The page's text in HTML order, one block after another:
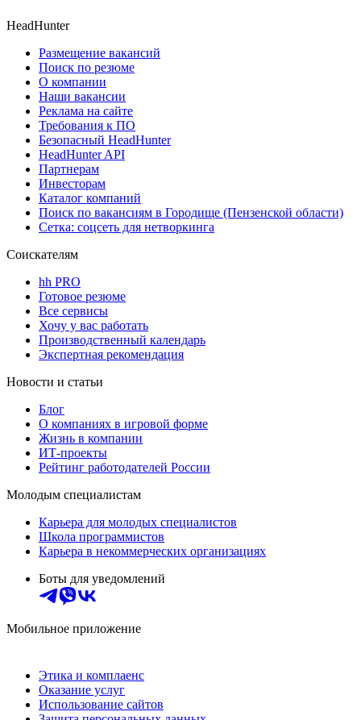
HeadHunter
Размещение вакансий
Поиск по резюме
О компании
Наши вакансии
Реклама на сайте
Требования к ПО
Безопасный HeadHunter
HeadHunter API
Партнерам
Инвесторам
Каталог компаний
Поиск по вакансиям в Городище (Пензенской области)
Сетка: соцсеть для нетворкинга
Соискателям
hh PRO
Готовое резюме
Все сервисы
Хочу у вас работать
Производственный календарь
Экспертная рекомендация
Новости и статьи
Блог
О компаниях в игровой форме
Жизнь в компании
ИТ-проекты
Рейтинг работодателей России
Молодым специалистам
Карьера для молодых специалистов
Школа программистов
Карьера в некоммерческих организациях
Боты для уведомлений
Мобильное приложение
Этика и комплаенс
Оказание услуг
Использование сайтов